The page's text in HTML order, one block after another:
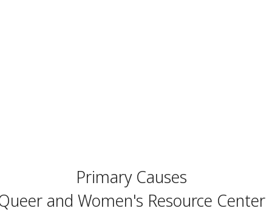
Primary Causes
and Women's Resource Center